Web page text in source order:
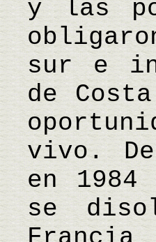
y las
sur e
de
vivo.
en 1984
se